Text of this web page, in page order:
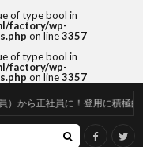
of type bool in
factory/wp-
on line3357
of type bool in
factory/wp-
on line3357
から正社員に！登用に積極的な